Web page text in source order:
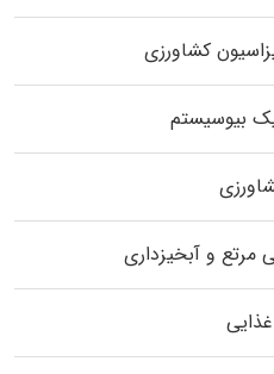
کشاورزی
بیوسیستم
مرتع و آبخیزداری